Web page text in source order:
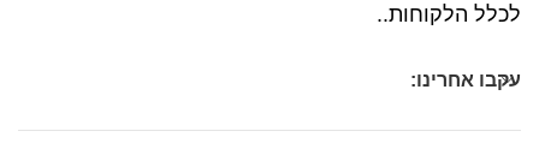
לכלל הלקוחות..
עקבו אחרינו: